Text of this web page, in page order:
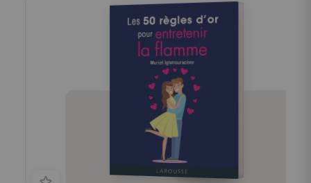
quotidien : Est-ce que je vais avoir mal quand ma fille
aura des dents ? Je suis pudique, comment faire à
l'extérieur ? Mon bébé ne s'endort qu'au sein.... Au
moment du sevrage : Quand doit-on commencer à
sevrer son bébé ? Peut-on continuer l'allaitement tout
en travaillant ? ... Tous les thèmes sont abordés,
qu'ils soient "techniques" (les bonnes positions pour
allaiter, prévenir les crevasses, gérer le sevrage...) ou
plus psychologiques (le regard des autres, la crainte
de ne pas être une " bonne mère ", le lien avec son
bébé, la place du papa...).